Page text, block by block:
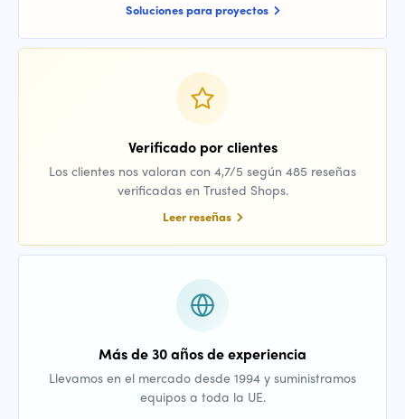
Soluciones para proyectos
Verificado por clientes
Los clientes nos valoran con 4,7/5 según 485 reseñas
verificadas en Trusted Shops.
Leer reseñas
Más de 30 años de experiencia
Llevamos en el mercado desde 1994 y suministramos
equipos a toda la UE.